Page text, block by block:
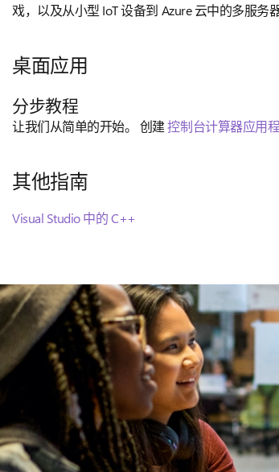
戏，以及从小型 IoT 设备到 Azure 云中的多服务
桌面应用
分步教程
让我们从简单的开始。 创建控制台计算器应用
其他指南
Visual Studio 中的 C++